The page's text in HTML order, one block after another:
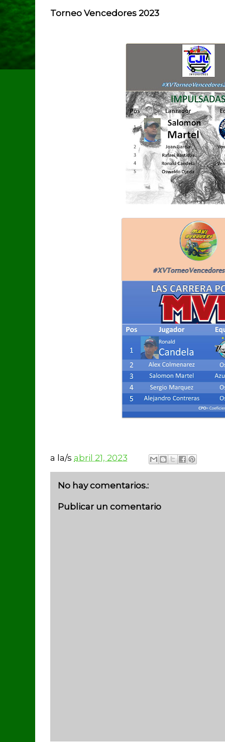
Torneo Vencedores 2023
a la/s abril 21, 2023
No hay comentarios.:
Publicar un comentario